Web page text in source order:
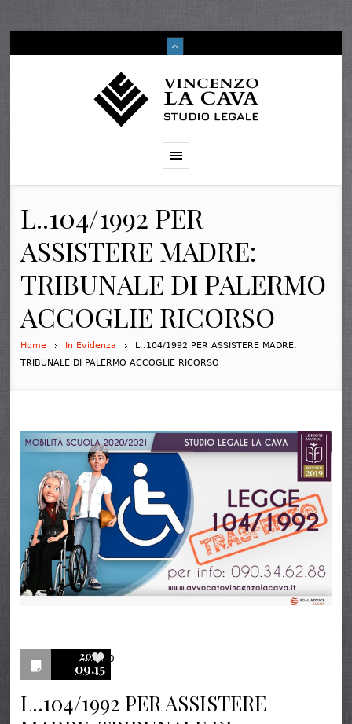
L..104/1992 PER
ASSISTERE MADRE:
TRIBUNALE DI PALERMO
ACCOGLIE RICORSO
Home In Evidenza
L..104/1992 PER ASSISTERE MADRE:
TRIBUNALE DI PALERMO ACCOGLIE RICORSO
2020
09.15
0
L..104/1992 PER ASSISTERE